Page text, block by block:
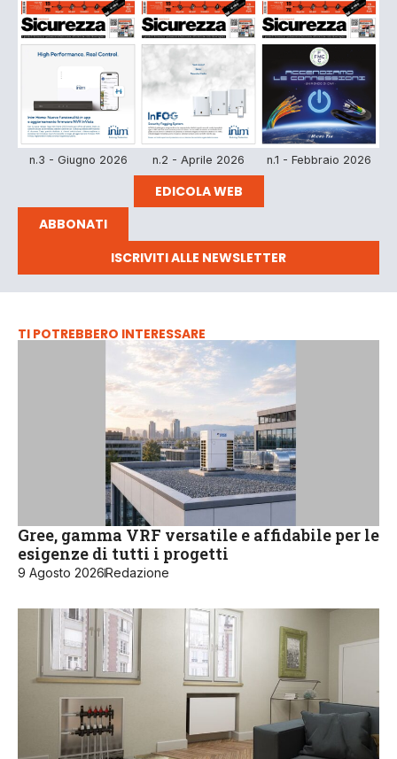
n.3 - Giugno 2026 n.2 - Aprile 2026 n.1 - Febbraio 2026
EDICOLA WEB
ABBONATI
ISCRIVITI ALLE NEWSLETTER
TI POTREBBERO INTERESSARE
Gree, gamma VRF versatile e affidabile per le
esigenze di tutti i progetti
9 Agosto 2026Redazione